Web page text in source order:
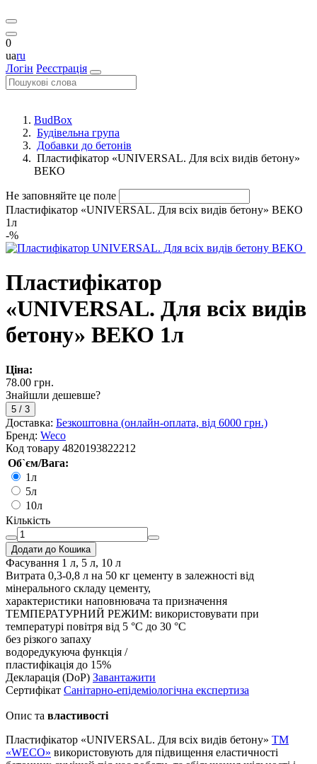
0
uaru
Логін Реєстрація
BudBox
Будівельна група
Добавки до бетонів
Пластифікатор «UNIVERSAL. Для всіх видів бетону»
ВЕКО
Не заповняйте це поле
Пластифікатор «UNIVERSAL. Для всіх видів бетону» ВЕКО
1л
-%
Пластифікатор
«UNIVERSAL. Для всіх видів
бетону» ВЕКО 1л
Ціна:
78.00 грн.
Знайшли дешевше?
5 / 3
Доставка: Безкоштовна (онлайн-оплата, від 6000 грн.)
Бренд: Weco
Код товару 4820193822212
Об`єм/Вага:
1л
5л
10л
Кількість
Додати до Кошика
Фасування 1 л, 5 л, 10 л
Витрата 0,3-0,8 л на 50 кг цементу в залежності від
мінерального складу цементу,
характеристики наповнювача та призначення
ТЕМПЕРАТУРНИЙ РЕЖИМ: використовувати при
температурі повітря від 5 °С до 30 °С
без різкого запаху
водоредукуюча функція /
пластифікація до 15%
Декларація (DoP) Завантажити
Сертифікат Санітарно-епідеміологічна експертиза
Опис та властивості
Пластифікатор «UNIVERSAL. Для всіх видів бетону» TM
«WECO» використовують для підвищення еластичності